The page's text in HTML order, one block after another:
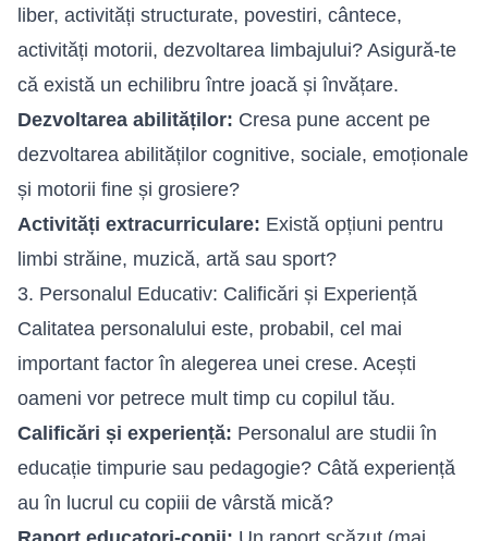
liber, activități structurate, povestiri, cântece,
activități motorii, dezvoltarea limbajului? Asigură-te
că există un echilibru între joacă și învățare.
Dezvoltarea abilităților: Cresa pune accent pe
dezvoltarea abilităților cognitive, sociale, emoționale
și motorii fine și grosiere?
Activități extracurriculare: Există opțiuni pentru
limbi străine, muzică, artă sau sport?
3. Personalul Educativ: Calificări și Experiență
Calitatea personalului este, probabil, cel mai
important factor în alegerea unei crese. Acești
oameni vor petrece mult timp cu copilul tău.
Calificări și experiență: Personalul are studii în
educație timpurie sau pedagogie? Câtă experiență
au în lucrul cu copiii de vârstă mică?